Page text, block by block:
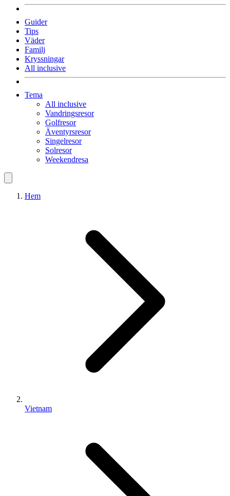
Guider
Tips
Väder
Familj
Kryssningar
All inclusive
Tema
All inclusive
Vandringsresor
Golfresor
Äventyrsresor
Singelresor
Solresor
Weekendresa
Hem
Vietnam